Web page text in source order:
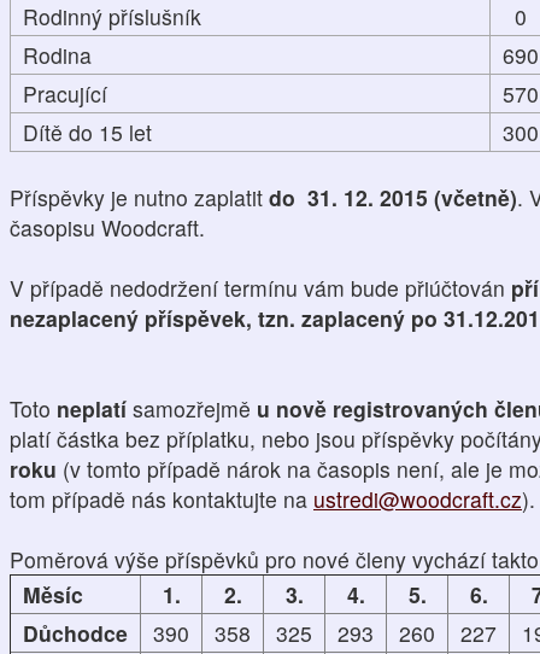
Rodinný příslušník
0
Rodina
690
Pracující
570
Dítě do 15 let
300
Příspěvky je nutno zaplatit do 31. 12. 2015 (včetně).
časopisu Woodcraft.
V případě nedodržení termínu vám bude přiúčtován
nezaplacený příspěvek, tzn. zaplacený po
Toto neplatí samozřejmě u nově registrovaných
platí částka bez příplatku, nebo jsou příspěvky
roku (v tomto případě nárok na časopis není, ale je
tom případě nás kontaktujte na ustredi@woodcraft.cz).
Poměrová výše příspěvků pro nové členy vychází
Měsíc
1. 2. 3. 4. 5. 6.
Důchodce
390 358 325 293 260 227